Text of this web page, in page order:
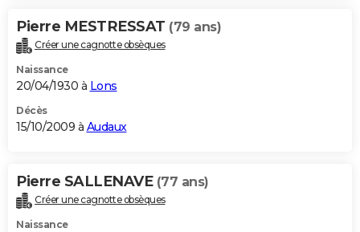
Pierre MESTRESSAT (79 ans)
Créer une cagnotte obsèques
Naissance
20/04/1930 à Lons
Décès
15/10/2009 à Audaux
Pierre SALLENAVE (77 ans)
Créer une cagnotte obsèques
Naissance